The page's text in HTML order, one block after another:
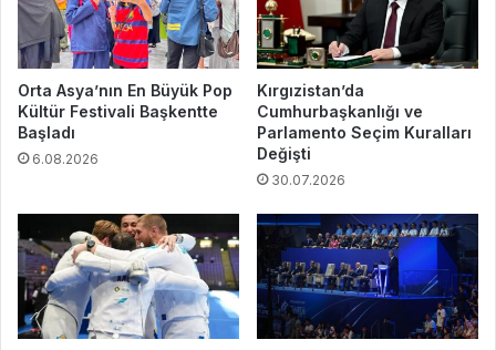
Orta Asya’nın En Büyük Pop
Kültür Festivali Başkentte
Başladı
6.08.2026
Kırgızistan’da
Cumhurbaşkanlığı ve
Parlamento Seçim Kuralları
Değişti
30.07.2026